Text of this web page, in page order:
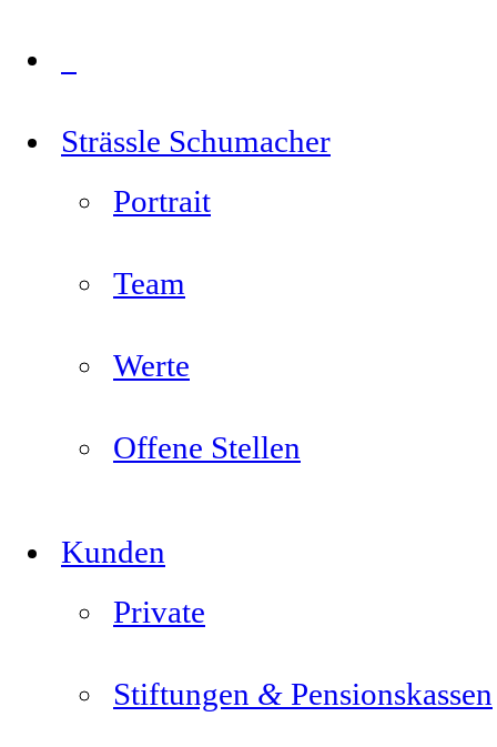
Strässle Schumacher
Portrait
Team
Werte
Offene Stellen
Kunden
Private
Stiftungen & Pensionskassen